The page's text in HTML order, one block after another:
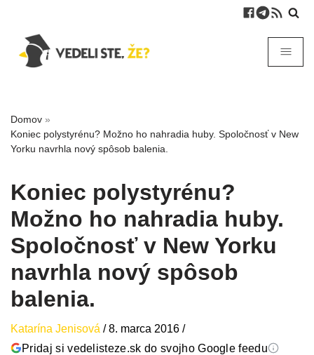
Domov »
Koniec polystyrénu? Možno ho nahradia huby. Spoločnosť v New
Yorku navrhla nový spôsob balenia.
Koniec polystyrénu?
Možno ho nahradia huby.
Spoločnosť v New Yorku
navrhla nový spôsob
balenia.
Katarína Jenisová /8. marca 2016 /
Pridaj si vedelisteze.sk do svojho Google feedu